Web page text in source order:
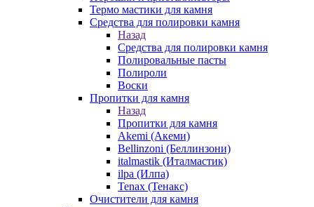
Термо мастики для камня
Средства для полировки камня
Назад
Средства для полировки камня
Полировальные пасты
Полироли
Воски
Пропитки для камня
Назад
Пропитки для камня
Akemi (Акеми)
Bellinzoni (Беллинзони)
italmastik (Италмастик)
ilpa (Илпа)
Tenax (Тенакс)
Очистители для камня